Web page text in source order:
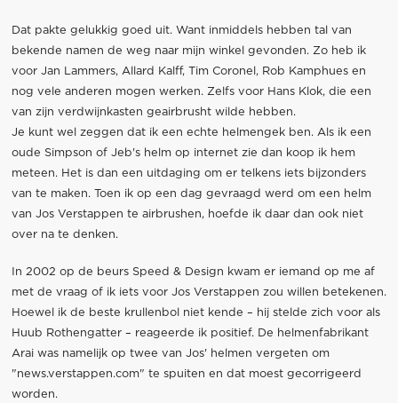
Dat pakte gelukkig goed uit. Want inmiddels hebben tal van
bekende namen de weg naar mijn winkel gevonden. Zo heb ik
voor Jan Lammers, Allard Kalff, Tim Coronel, Rob Kamphues en
nog vele anderen mogen werken. Zelfs voor Hans Klok, die een
van zijn verdwijnkasten geairbrusht wilde hebben.
Je kunt wel zeggen dat ik een echte helmengek ben. Als ik een
oude Simpson of Jeb's helm op internet zie dan koop ik hem
meteen. Het is dan een uitdaging om er telkens iets bijzonders
van te maken. Toen ik op een dag gevraagd werd om een helm
van Jos Verstappen te airbrushen, hoefde ik daar dan ook niet
over na te denken.
In 2002 op de beurs Speed & Design kwam er iemand op me af
met de vraag of ik iets voor Jos Verstappen zou willen betekenen.
Hoewel ik de beste krullenbol niet kende – hij stelde zich voor als
Huub Rothengatter – reageerde ik positief. De helmenfabrikant
Arai was namelijk op twee van Jos' helmen vergeten om
"news.verstappen.com" te spuiten en dat moest gecorrigeerd
worden.